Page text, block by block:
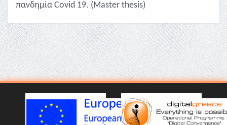
πανδημία Covid 19. (Master thesis)